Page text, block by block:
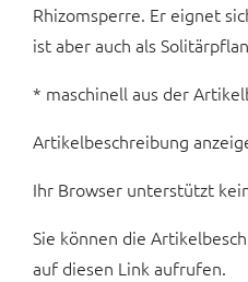
Rhizomsperre. Er eignet
ist aber auch als
* maschinell aus der
Artikelbeschreibung
Ihr Browser unterstützt
Sie können die
auf diesen Link aufrufen.